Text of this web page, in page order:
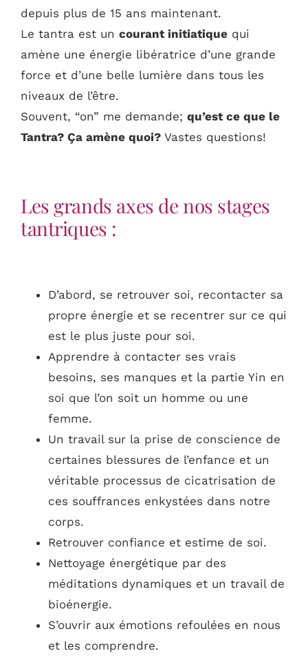
Contact
depuis plus de 15 ans maintenant.
Le tantra est un courant initiatique qui
amène une énergie libératrice d’une grande
force et d’une belle lumière dans tous les
niveaux de l’être.
Souvent, “on” me demande; qu’est ce que le
Tantra? Ça amène quoi? Vastes questions!
Les grands axes de nos stages
tantriques :
D’abord, se retrouver soi, recontacter sa
propre énergie et se recentrer sur ce qui
est le plus juste pour soi.
Apprendre à contacter ses vrais
besoins, ses manques et la partie Yin en
soi que l’on soit un homme ou une
femme.
Un travail sur la prise de conscience de
certaines blessures de l’enfance et un
véritable processus de cicatrisation de
ces souffrances enkystées dans notre
corps.
Retrouver confiance et estime de soi.
Nettoyage énergétique par des
méditations dynamiques et un travail de
bioénergie.
S’ouvrir aux émotions refoulées en nous
et les comprendre.